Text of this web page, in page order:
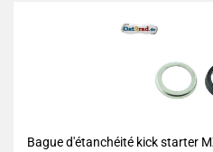
Bague d'étanchéité kick starter